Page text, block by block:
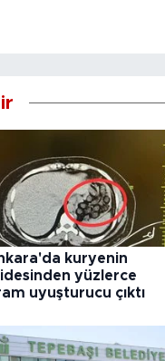
kuryenin
yüzlerce
uyuşturucu çıktı